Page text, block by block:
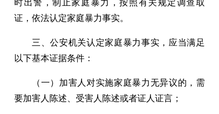
时出警，制止家庭暴力，按照有关规定调查取
证，依法认定家庭暴力事实。
三、公安机关认定家庭暴力事实，应当满足
以下基本证据条件：
（一）加害人对实施家庭暴力无异议的，需
要加害人陈述、受害人陈述或者证人证言；